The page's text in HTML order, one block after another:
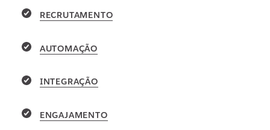
RECRUTAMENTO
AUTOMAÇÃO
INTEGRAÇÃO
ENGAJAMENTO